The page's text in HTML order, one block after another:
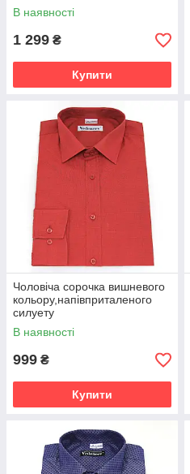
В наявності
1 299 ₴
Купити
Чоловіча сорочка вишневого
кольору,напівприталеного
силуету
В наявності
999 ₴
Купити